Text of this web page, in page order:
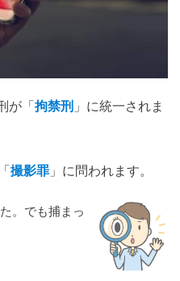
山口
鹿児島
が「 拘禁刑 」に統一されま
撮影罪 」に問われます。
。でも捕まっ